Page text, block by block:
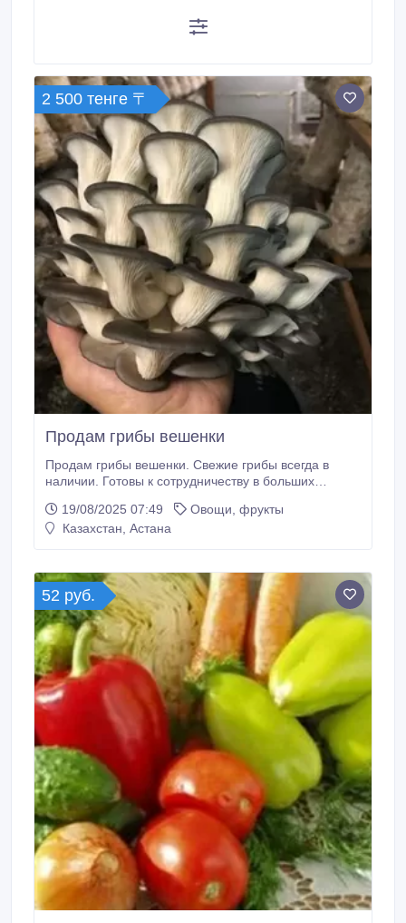
2 500 тенге 〒
Продам грибы вешенки
Продам грибы вешенки. Свежие грибы всегда в
наличии. Готовы к сотрудничеству в больших
ресторанами..
19/08/2025 07:49
Овощи, фрукты
Казахстан, Астана
52 руб.